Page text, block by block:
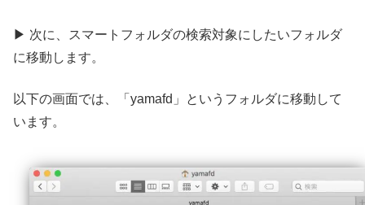
▶ 次に、スマートフォルダの検索対象にしたいフォルダ
に移動します。
以下の画面では、「yamafd」というフォルダに移動して
います。